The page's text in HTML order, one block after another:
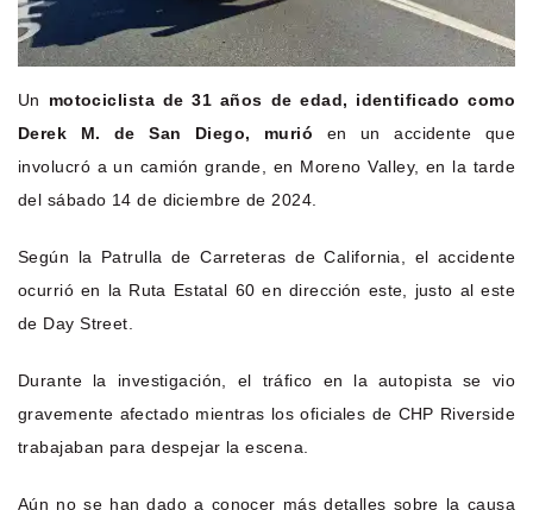
Un motociclista de 31 años de edad, identificado como
Derek M. de San Diego, murió en un accidente que
involucró a un camión grande, en Moreno Valley, en la tarde
del sábado 14 de diciembre de 2024.
Según la Patrulla de Carreteras de California, el accidente
ocurrió en la Ruta Estatal 60 en dirección este, justo al este
de Day Street.
Durante la investigación, el tráfico en la autopista se vio
gravemente afectado mientras los oficiales de CHP Riverside
trabajaban para despejar la escena.
Aún no se han dado a conocer más detalles sobre la causa